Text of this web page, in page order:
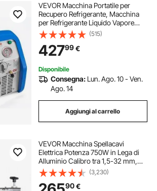
ghiaccio e tritaghiaccio
ghiaccio per bar
del ghiaccio
macchine del ghiaccio
VEVOR Macchina Portatile per
Recupero Refrigerante, Macchina
per Refrigerante Liquido Vapore
Clindro Doppio 1 CV Unità per
HVAC per Climatizzazione
Automobilistica e Domestica, 1450
giri/min
(515)
42799€
Disponibile
Consegna: Lun. Ago. 10 - Ven.
Ago. 14
Aggiungi al carrello
VEVOR Macchina Spellacavi
Elettrica Potenza 750W in Lega di
Alluminio Calibro tra 1,5-32 mm,
Macchinetta Spellafili Elettrica per
Cablaggio Cavi Elettrici 48 x 30 x
38cm, Macchina Elettrica Spellacavi
(3,230)
90€